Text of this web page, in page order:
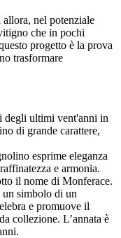
allora, nel potenziale
che in pochi
progetto è la prova
trasformare
degli ultimi vent'anni in
di grande carattere,
esprime eleganza
e armonia.
il nome di Monferace.
simbolo di un
e promuove il
collezione. L’annata è